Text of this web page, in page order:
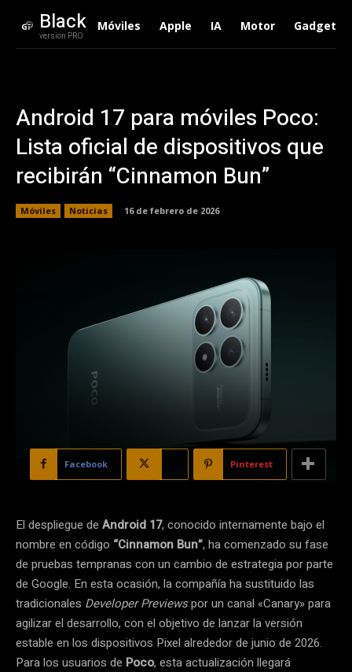
Black
version PRO
Móviles Apple IA Motor Gadgets
Android 17 para móviles Poco:
Lista oficial de dispositivos que
recibirán “Cinnamon Bun”
Móviles Noticias 16 de febrero de 2026
Facebook Pinterest
El despliegue de Android 17, conocido internamente bajo el
nombre en código “Cinnamon Bun”, ha comenzado su fase
de pruebas tempranas con un cambio de estrategia por parte
de Google. En esta ocasión, la compañía ha sustituido las
tradicionales Developer Previewspor un canal «Canary» para
agilizar el desarrollo, con el objetivo de lanzar la versión
estable en los dispositivos Pixel alrededor de junio de 2026.
Para los usuarios de Poco, esta actualización llegará